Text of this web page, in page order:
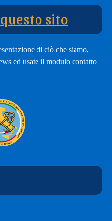
adesionesito
di ciò che siamo,
ed usate il modulo contatto